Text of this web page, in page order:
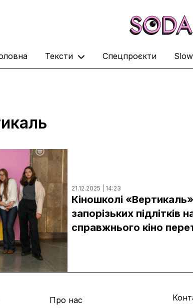
Тексти Спецпроєкти
21.12.2025 | 14:23
Кіношколі
запорізьких підлітків
справжнього кіно
Про нас